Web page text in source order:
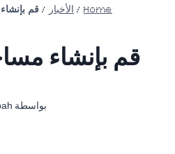
Home
/ الأخبار / قم
قم بإنشاء
بواسطة